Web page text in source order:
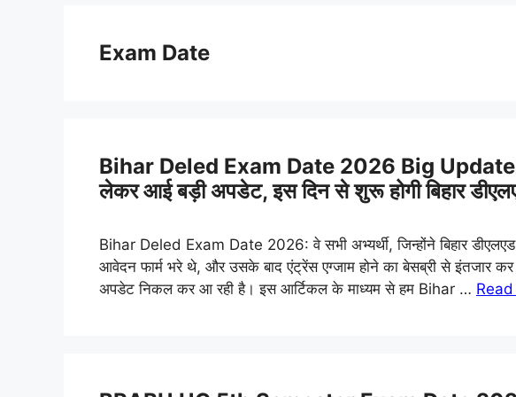
Exam Date
Bihar Deled Exam Date 2026 Big Update :
लेकर आई बड़ी अपडेट, इस दिन से शुरू होगी बिहार
Bihar Deled Exam Date 2026: वे सभी अभ्यर्थी, जिन्होंने बिहार
आवेदन फार्म भरे थे, और उसके बाद एंट्रेंस एग्जाम होने का बेसब्री से इंतजार
अपडेट निकल कर आ रही है। इस आर्टिकल के माध्यम से हम Bihar …